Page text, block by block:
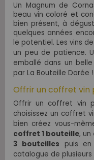
Un Magnum de
beau vin coloré et
bien présent, à
quelques années
le potentiel. Les vins
un peu de patience.
emballé dans un
par La Bouteille Dorée !
Offrir un coffret vin
Offrir un coffret vin
choisissez un coffret
bien créez vous-
coffret 1 bouteille, un
3 bouteilles puis
catalogue de